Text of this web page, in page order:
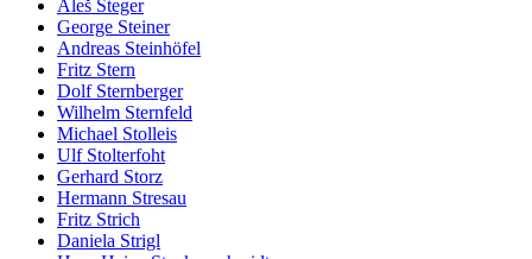
Aleš Šteger
George Steiner
Andreas Steinhöfel
Fritz Stern
Dolf Sternberger
Wilhelm Sternfeld
Michael Stolleis
Ulf Stolterfoht
Gerhard Storz
Hermann Stresau
Fritz Strich
Daniela Strigl